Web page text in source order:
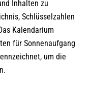
Inhalten zu
Schlüsselzahlen
Kalendarium
für Sonnenaufgang
um die